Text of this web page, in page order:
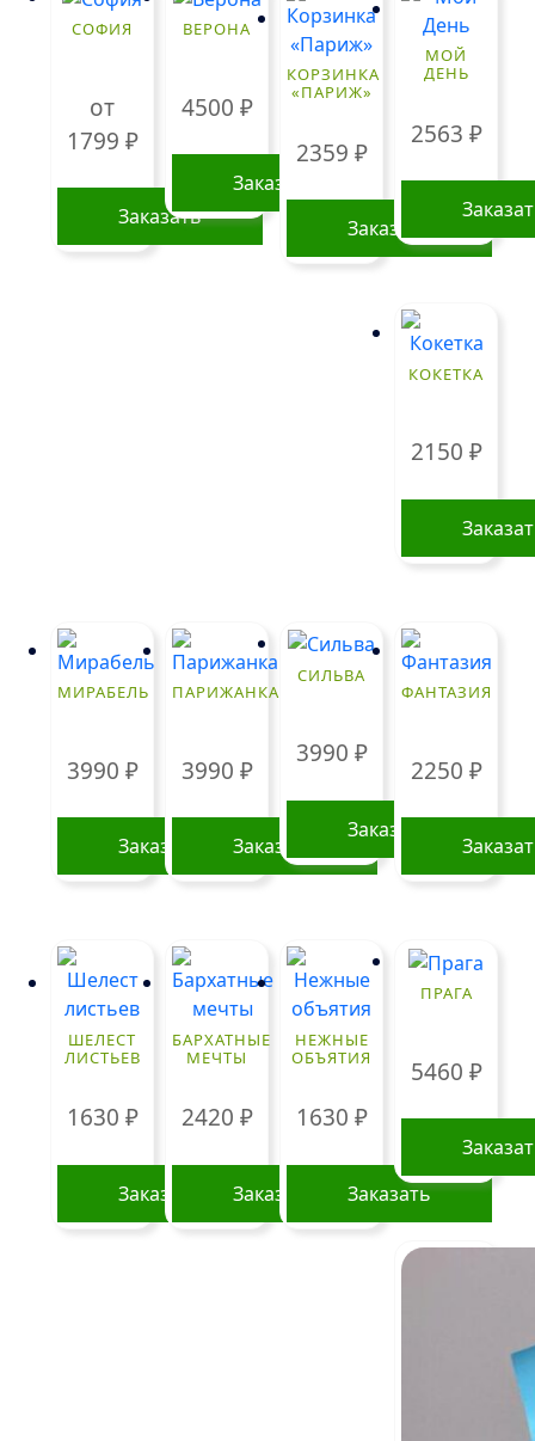
СОФИЯ
от
1799 ₽
Заказать
ВЕРОНА
4500 ₽
Заказать
КОРЗИНКА
«ПАРИЖ»
2359 ₽
Заказать
МОЙ
ДЕНЬ
2563 ₽
КОКЕТКА
2150 ₽
МИРАБЕЛЬ
3990 ₽
Заказать
ПАРИЖАНКА
3990 ₽
Заказать
СИЛЬВА
3990 ₽
Заказать
ФАНТАЗИЯ
2250 ₽
ШЕЛЕСТ
ЛИСТЬЕВ
1630 ₽
Заказать
БАРХАТНЫЕ
МЕЧТЫ
2420 ₽
Заказать
НЕЖНЫЕ
ОБЪЯТИЯ
1630 ₽
Заказать
ПРАГА
5460 ₽